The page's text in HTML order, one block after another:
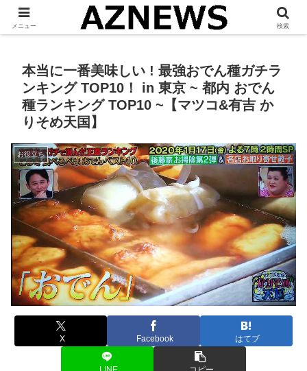
「 見たい・役立つ・面白い 」をお伝えします。
本当に一番美味しい ! 最強おでん種ガチラ
ンキング TOP10！ in 東京 ~ 都内 おでん
種ランキング TOP10 ~【マツコ&有吉 か
りそめ天国】
お役立ち
X Facebook はてブ
メニュー 検索